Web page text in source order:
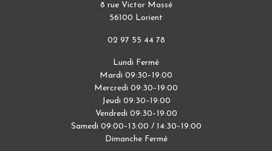
8 rue Victor Massé
56100 Lorient
02 97 55 44 78
Lundi Fermé
Mardi 09:30–19:00
Mercredi 09:30–19:00
Jeudi 09:30–19:00
Vendredi 09:30–19:00
Samedi 09:00–13:00 / 14:30–19:00
Dimanche Fermé